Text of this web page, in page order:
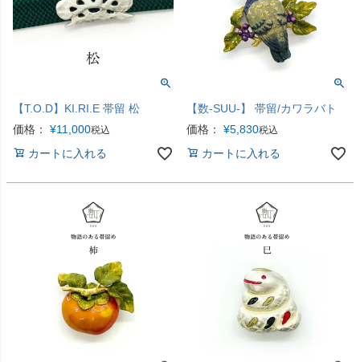
【T.O.D】KI.RI.E 帯留 松
価格：
¥11,000税込
カートに入れる
【数-SUU-】 帯留/カワラバト
価格：
¥5,830税込
カートに入れる